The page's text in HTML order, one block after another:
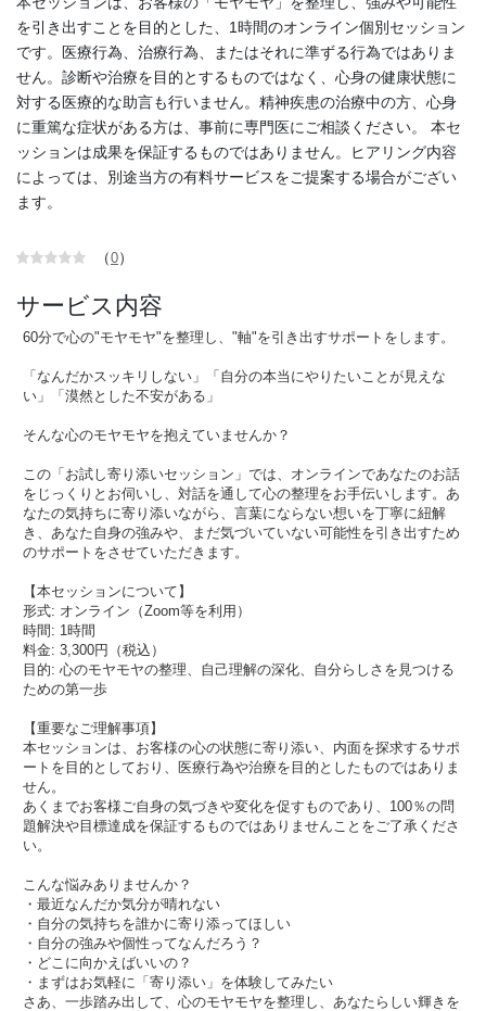
を引き出すことを目的とした、1時間のオンライン個別セッション
です。医療行為、治療行為、またはそれに準ずる行為ではありま
せん。診断や治療を目的とするものではなく、心身の健康状態に
対する医療的な助言も行いません。精神疾患の治療中の方、心身
に重篤な症状がある方は、事前に専門医にご相談ください。 本セ
ッションは成果を保証するものではありません。ヒアリング内容
によっては、別途当方の有料サービスをご提案する場合がござい
ます。
（0）
サービス内容
60分で心の"モヤモヤ"を整理し、"軸"を引き出すサポートをします。
「なんだかスッキリしない」「自分の本当にやりたいことが見えな
い」「漠然とした不安がある」
そんな心のモヤモヤを抱えていませんか？
この「お試し寄り添いセッション」では、オンラインであなたのお話
をじっくりとお伺いし、対話を通して心の整理をお手伝いします。あ
なたの気持ちに寄り添いながら、言葉にならない想いを丁寧に紐解
き、あなた自身の強みや、まだ気づいていない可能性を引き出すため
のサポートをさせていただきます。
【本セッションについて】
形式: オンライン（Zoom等を利用）
時間: 1時間
料金: 3,300円（税込）
目的: 心のモヤモヤの整理、自己理解の深化、自分らしさを見つける
ための第一歩
【重要なご理解事項】
本セッションは、お客様の心の状態に寄り添い、内面を探求するサポ
ートを目的としており、医療行為や治療を目的としたものではありま
せん。
あくまでお客様ご自身の気づきや変化を促すものであり、100％の問
題解決や目標達成を保証するものではありませんことをご了承くださ
い。
こんな悩みありませんか？
・最近なんだか気分が晴れない
・自分の気持ちを誰かに寄り添ってほしい
・自分の強みや個性ってなんだろう？
・どこに向かえばいいの？
・まずはお気軽に「寄り添い」を体験してみたい
さあ、一歩踏み出して、心のモヤモヤを整理し、あなたらしい輝きを